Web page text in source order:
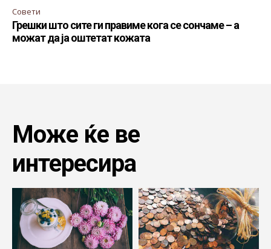
Совети
Грешки што сите ги правиме кога се сончаме – а
можат да ја оштетат кожата
Може ќе ве
интересира